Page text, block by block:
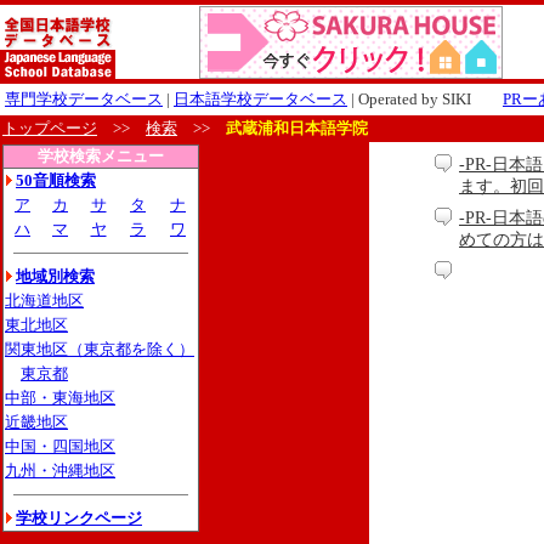
専門学校データベース | 日本語学校データベース | Operated by SIKI PRー
トップページ >> 検索 >> 武蔵浦和日本語学院
学校検索メニュー
50音順検索
ア
カ サ タ
ナ
ハ
マ ヤ ラ ワ
地域別検索
北海道地区
東北地区
関東地区（東京都を除く）
東京都
中部・東海地区
近畿地区
中国・四国地区
九州・沖縄地区
学校リンクページ
-PR-日本
ます。初
-PR-日本
めての方